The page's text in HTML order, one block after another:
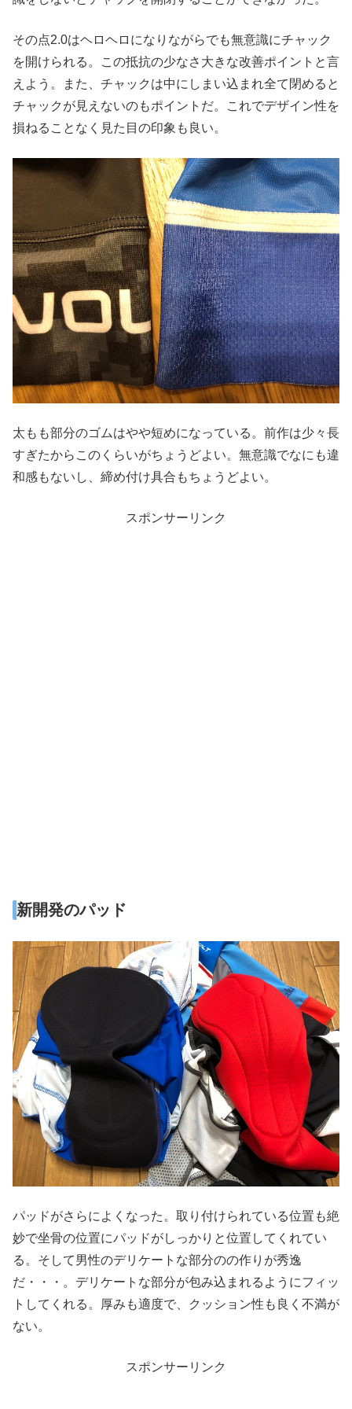
その点2.0はヘロヘロになりながらでも無意識にチャック
を開けられる。この抵抗の少なさ大きな改善ポイントと言
えよう。また、チャックは中にしまい込まれ全て閉めると
チャックが見えないのもポイントだ。これでデザイン性を
損ねることなく見た目の印象も良い。
太もも部分のゴムはやや短めになっている。前作は少々長
すぎたからこのくらいがちょうどよい。無意識でなにも違
和感もないし、締め付け具合もちょうどよい。
スポンサーリンク
新開発のパッド
パッドがさらによくなった。取り付けられている位置も絶
妙で坐骨の位置にパッドがしっかりと位置してくれてい
る。そして男性のデリケートな部分のの作りが秀逸
だ・・・。デリケートな部分が包み込まれるようにフィッ
トしてくれる。厚みも適度で、クッション性も良く不満が
ない。
スポンサーリンク